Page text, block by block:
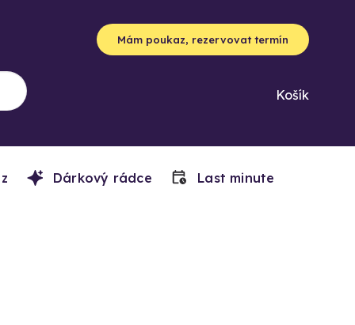
Mám poukaz, rezervovat termín
Košík
Dárkový rádce Last minute